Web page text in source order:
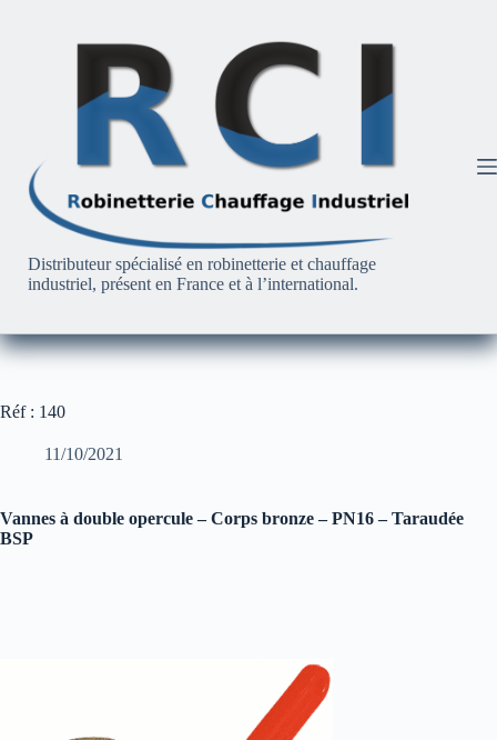
Distributeur spécialisé en robinetterie et chauffage
industriel, présent en France et à l’international.
Réf : 140
11/10/2021
Vannes à double opercule – Corps bronze – PN16 – Taraudée
BSP